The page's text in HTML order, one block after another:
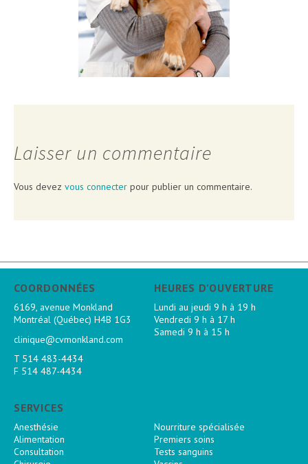
Laisser un commentaire
Vous devez vous connecter pour publier un commentaire.
COORDONNÉES
6169, avenue Monkland
Montréal (Québec) H4B 1G3
clinique@cvmonkland.com
T 514 483-4434
F 514 487-4434
HEURES D’OUVERTURE
Lundi au jeudi 9 h à 19 h
Vendredi 9 h à 17 h
Samedi 9 h à 15 h
SERVICES
Anesthésie
Alimentation
Consultation
Nourriture spécialisée
Premiers soins
Tests sanguins